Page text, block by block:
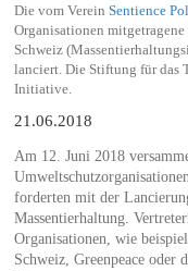
Die vom Verein Sentience
Organisationen
Schweiz
lanciert. Die Stiftung für das
Initiative.
21.06.2018
Am 12. Juni 2018
forderten mit der
Massentierhaltung.
Organisationen, wie
Schweiz, Greenpeace oder